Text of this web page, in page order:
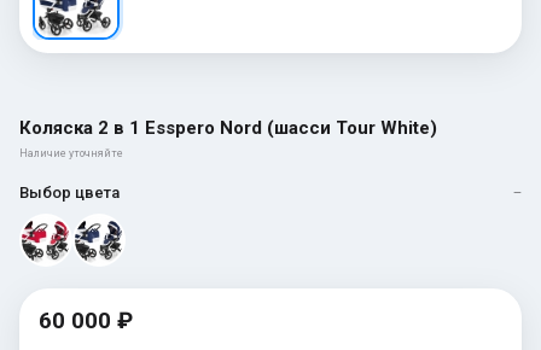
Коляска 2 в 1 Esspero Nord (шасси Tour White)
Наличие уточняйте
Выбор цвета —
60 000 ₽